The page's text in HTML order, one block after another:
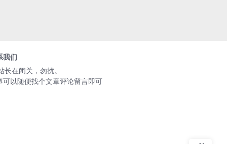
我们
在闭关，勿扰。
可以随便找个文章评论留言即可